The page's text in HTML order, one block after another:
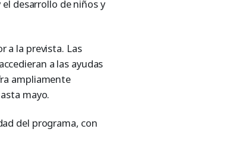
desarrollo de niños y
a la prevista. Las
a las ayudas
ampliamente
mayo.
del programa, con